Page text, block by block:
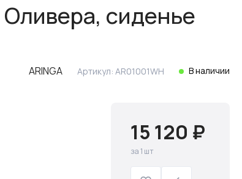
Инсталляции
Слив и канализация
сиденье
ARINGA Артикул: AR01001WH В наличии
15 120 ₽
за 1 шт